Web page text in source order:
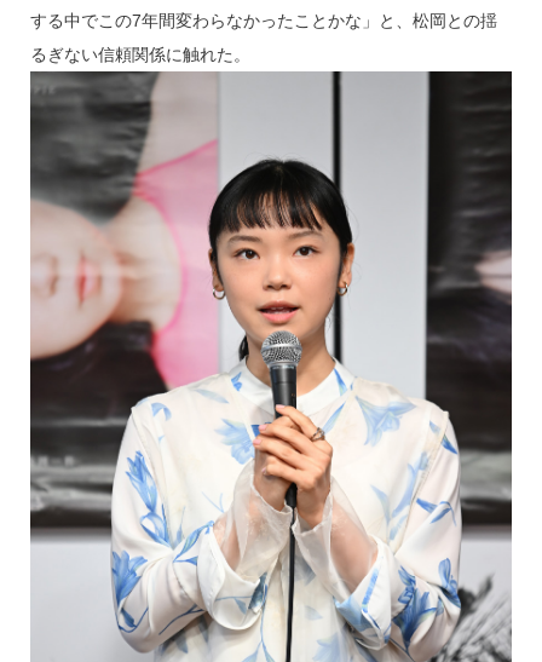
する中でこの7年間変わらなかったことかな」と、松岡との揺
るぎない信頼関係に触れた。